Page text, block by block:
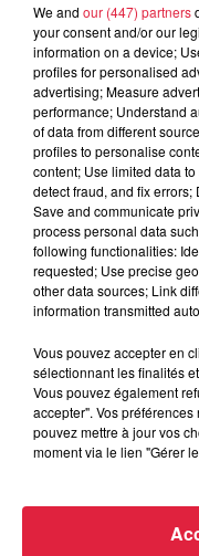
tout en convivialité
Avec ses trente
l'association a besoin
journées de
riches en partage et
bénévole Sophie qui
On est ungroupe
salariés de
et les bénévoles. On
explication par le
voulait planter une
constitue des équipes.
d'autres qui vont
protections et à la fin,
mange toujours très
des familles,
de la commune, ou
We and our (447) partners
your consent and/or our
information on a device;
profiles for personalised
advertising; Measure
performance; Understand
of data from different
profiles to personalise
content; Use limited data
detect fraud, and fix
Save and communicate
process personal data
following functionalities:
requested; Use precise
other data sources; Link
information transmitted
Vous pouvez accepter en
sélectionnant les finalités
Vous pouvez également
accepter". Vos
pouvez mettre à jour vos
moment via le lien "Gérer